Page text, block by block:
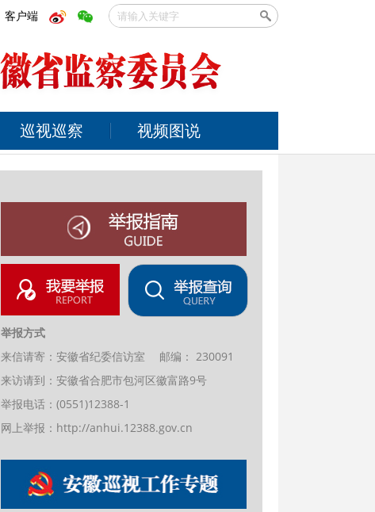
客户端
巡视巡察 视频图说
举报方式
来信请寄：安徽省纪委信访室 邮编： 230091
来访请到：安徽省合肥市包河区徽富路9号
举报电话：(0551)12388-1
网上举报： http://anhui.12388.gov.cn